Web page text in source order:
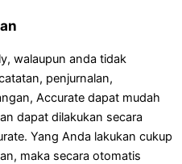
walaupun anda tidak
penjurnalan,
Accurate dapat mudah
dapat dilakukan secara
Yang Anda lakukan cukup
maka secara otomatis